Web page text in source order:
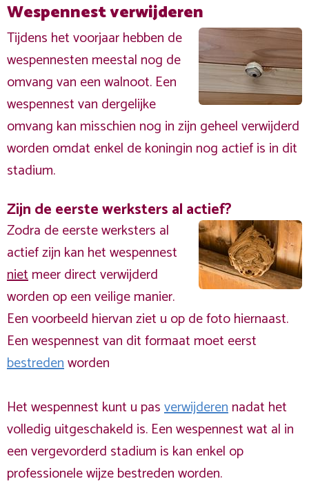
Wespennest verwijderen
Tijdens het voorjaar hebben de
wespennesten meestal nog de
omvang van een walnoot. Een
wespennest van dergelijke
omvang kan misschien nog in zijn geheel verwijderd
worden omdat enkel de koningin nog actief is in dit
stadium.
Zijn de eerste werksters al actief?
Zodra de eerste werksters al
actief zijn kan het wespennest
nietmeer direct verwijderd
worden op een veilige manier.
Een voorbeeld hiervan ziet u op de foto hiernaast.
Een wespennest van dit formaat moet eerst
bestredenworden
Het wespennest kunt u pasverwijderennadat het
volledig uitgeschakeld is. Een wespennest wat al in
een vergevorderd stadium is kan enkel op
professionele wijze bestreden worden.